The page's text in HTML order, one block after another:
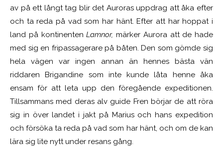
av på ett långt tag blir det Auroras uppdrag att åka efter
och ta reda på vad som har hänt. Efter att har hoppat i
land på kontinentenLamnor, märker Aurora att de hade
med sig en fripassagerare på båten. Den som gömde sig
hela vägen var ingen annan än hennes bästa vän
riddaren Brigandine som inte kunde låta henne åka
ensam för att leta upp den föregående expeditionen.
Tillsammans med deras alv guide Fren börjar de att röra
sig in över landet i jakt på Marius och hans expedition
och försöka ta reda på vad som har hänt, och om de kan
lära sig lite nytt under resans gång.